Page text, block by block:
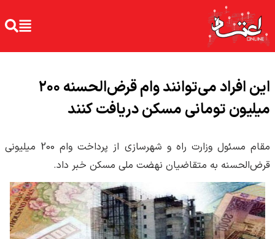
این افراد می‌توانند وام قرض‌الحسنه ۲۰۰
میلیون تومانی مسکن دریافت کنند
مقام مسئول وزارت راه و شهرسازی از پرداخت وام 200 میلیونی
قرض‌الحسنه به متقاضیان نهضت ملی مسکن خبر داد.